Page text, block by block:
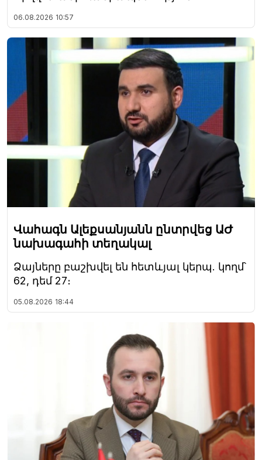
06.08.2026 10:57
Վահագն Ալեքսանյանն ընտրվեց ԱԺ
նախագահի տեղակալ
Ձայները բաշխվել են հետևյալ կերպ. կողմ՝
62, դեմ 27։
05.08.2026 18:44